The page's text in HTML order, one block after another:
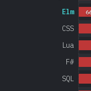
SQL
F#
Lua
CSS
Elm